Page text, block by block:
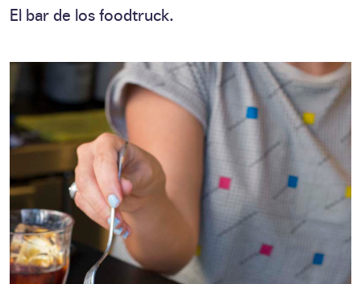
El bar de los foodtruck.